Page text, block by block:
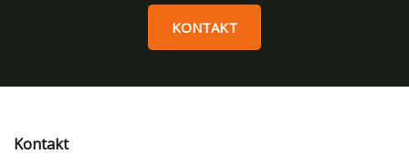
KONTAKT
Kontakt